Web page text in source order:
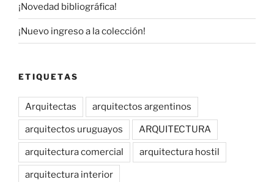
¡Novedad bibliográfica!
¡Nuevo ingreso a la colección!
ETIQUETAS
Arquitectas arquitectos argentinos
arquitectos uruguayos ARQUITECTURA
arquitectura comercial arquitectura hostil
arquitectura interior